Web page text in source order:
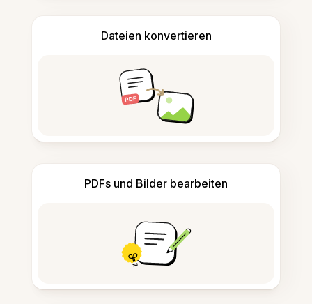
Dateien konvertieren
PDFs und Bilder bearbeiten